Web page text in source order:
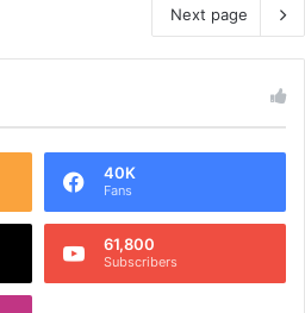
Next page
40K
Fans
61,800
Subscribers